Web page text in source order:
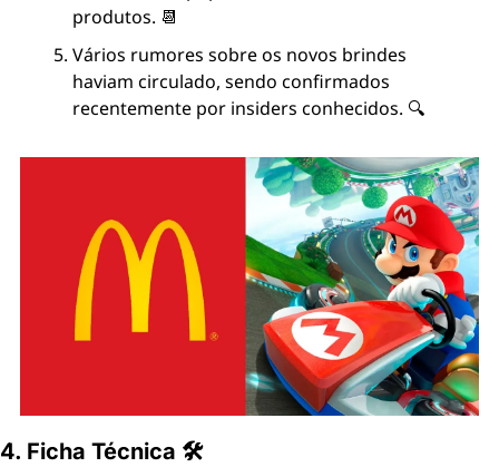
produtos. 📆
Vários rumores sobre os novos brindes
haviam circulado, sendo confirmados
recentemente por insiders conhecidos. 🔍
4. Ficha Técnica 🛠